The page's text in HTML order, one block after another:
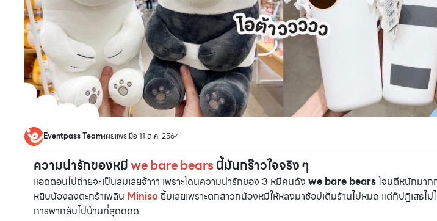
Eventpass Teamเผยแพร่เมื่อ 11 ต.ค. 2564
ความน่ารักของหมีwe bare bearsนี้มันกร๊าวใจจริง ๆ
แอดตอนไปถ่ายจะเป็นลมเลยจ้าาา เพราะโดนความน่ารักของ 3 หมีคนดัง we bare bearsโจมตีหนักมาก
หยิบน้องลงตะกร้าเพลิน Miniso ยิ้มเลยเพราะตกสาวกน้องหมีให้หลงมาช้อปเต็มร้านไปหมด แต่ก็ปฏิเสธไ
การพากลับไปบ้านที่สุดดดด
CMG SHOP SHOP รวมแ